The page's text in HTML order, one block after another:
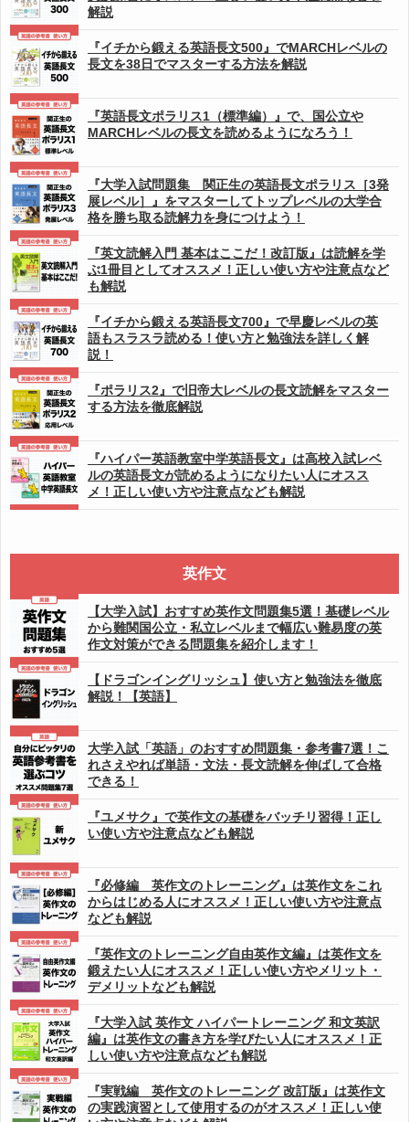
解説
『イチから鍛える英語長文500』でMARCHレベルの
長文を38日でマスターする方法を解説
『英語長文ポラリス1（標準編）』で、国公立や
MARCHレベルの長文を読めるようになろう！
『大学入試問題集 関正生の英語長文ポラリス［3発
展レベル］』をマスターしてトップレベルの大学合
格を勝ち取る読解力を身につけよう！
『英文読解入門 基本はここだ！改訂版』は読解を学
ぶ1冊目としてオススメ！正しい使い方や注意点など
も解説
『イチから鍛える英語長文700』で早慶レベルの英
語もスラスラ読める！使い方と勉強法を詳しく解
説！
『ポラリス2』で旧帝大レベルの長文読解をマスター
する方法を徹底解説
『ハイパー英語教室中学英語長文』は高校入試レベ
ルの英語長文が読めるようになりたい人にオスス
メ！正しい使い方や注意点なども解説
英作文
【大学入試】おすすめ英作文問題集5選！基礎レベル
から難関国公立・私立レベルまで幅広い難易度の英
作文対策ができる問題集を紹介します！
【ドラゴンイングリッシュ】使い方と勉強法を徹底
解説！【英語】
大学入試「英語」のおすすめ問題集・参考書7選！こ
れさえやれば単語・文法・長文読解を伸ばして合格
できる！
『ユメサク』で英作文の基礎をバッチリ習得！正し
い使い方や注意点なども解説
『必修編 英作文のトレーニング』は英作文をこれ
からはじめる人にオススメ！正しい使い方や注意点
なども解説
『英作文のトレーニング自由英作文編』は英作文を
鍛えたい人にオススメ！正しい使い方やメリット・
デメリットなども解説
『大学入試 英作文 ハイパートレーニング 和文英訳
編』は英作文の書き方を学びたい人にオススメ！正
しい使い方や注意点なども解説
『実戦編 英作文のトレーニング 改訂版』は英作文
の実践演習として使用するのがオススメ！正しい使